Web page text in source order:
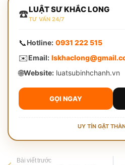
☎️LUẬT SƯ KHẮC LONG
TƯ VẤN 24/7
📞Hotline: 0931 222 515
✉️Email:
🌐Website:luatsubinhchanh.vn
GỌI NGAY
UY TÍN GẶT
Bài viết trước